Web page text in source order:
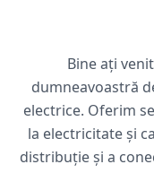
Bine ați
dumneavoastră
electrice. Oferim
la electricitate și
distribuție și a